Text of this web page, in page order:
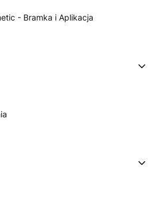
- Bramka i Aplikacja